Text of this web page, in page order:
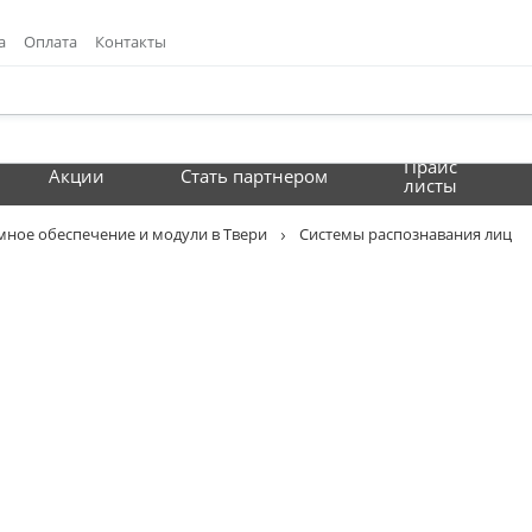
Оплата Контакты
Акции Стать партнером
Прайс
листы
обеспечение и модули в Твери Системы распознавания лиц